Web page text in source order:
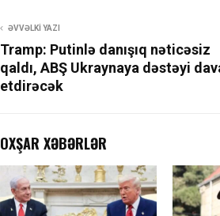
ƏVVƏLKI YAZI
Tramp: Putinlə danışıq nəticəsiz
qaldı, ABŞ Ukraynaya dəstəyi
etdirəcək
OXŞAR XƏBƏRLƏR